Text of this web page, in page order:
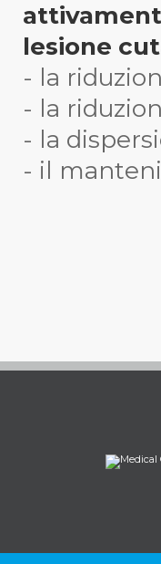
lesione
- la
- la
- la
- il